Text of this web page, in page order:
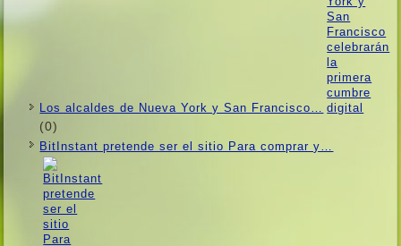
Los alcaldes de Nueva York y San Francisco…
(0)
BitInstant pretende ser el sitio Para comprar y…